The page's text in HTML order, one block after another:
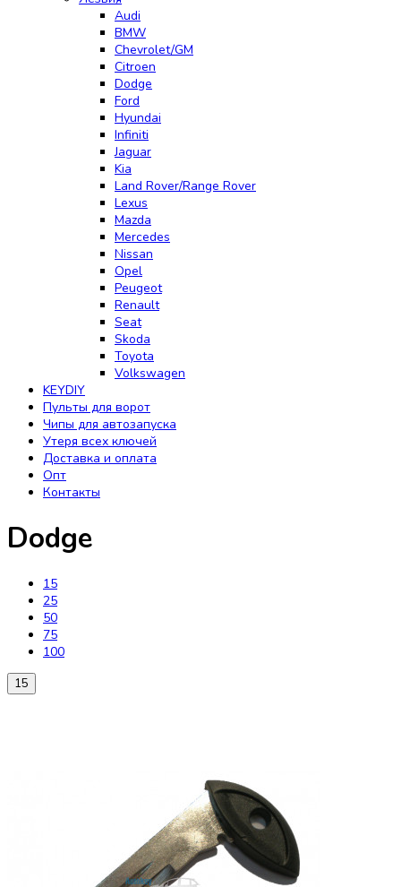
Audi
BMW
Chevrolet/GM
Citroen
Dodge
Ford
Hyundai
Infiniti
Jaguar
Kia
Land Rover/Range Rover
Lexus
Mazda
Mercedes
Nissan
Opel
Peugeot
Renault
Seat
Skoda
Toyota
Volkswagen
KEYDIY
Пульты для ворот
Чипы для автозапуска
Утеря всех ключей
Доставка и оплата
Опт
Контакты
Dodge
15
25
50
75
100
15